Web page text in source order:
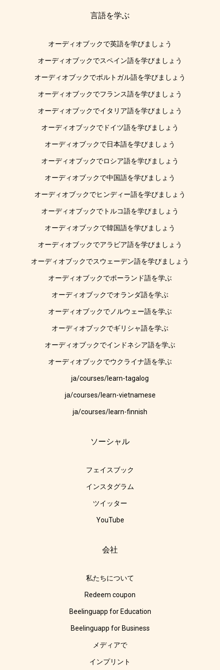
言語を学ぶ
オーディオブックで英語を学びましょう
オーディオブックでスペイン語を学びましょう
オーディオブックでポルトガル語を学びましょう
オーディオブックでフランス語を学びましょう
オーディオブックでイタリア語を学びましょう
オーディオブックでドイツ語を学びましょう
オーディオブックで日本語を学びましょう
オーディオブックでロシア語を学びましょう
オーディオブックで中国語を学びましょう
オーディオブックでヒンディー語を学びましょう
オーディオブックでトルコ語を学びましょう
オーディオブックで韓国語を学びましょう
オーディオブックでアラビア語を学びましょう
オーディオブックでスウェーデン語を学びましょう
オーディオブックでポーランド語を学ぶ
オーディオブックでオランダ語を学ぶ
オーディオブックでノルウェー語を学ぶ
オーディオブックでギリシャ語を学ぶ
オーディオブックでインドネシア語を学ぶ
オーディオブックでウクライナ語を学ぶ
ja/courses/learn-tagalog
ja/courses/learn-vietnamese
ja/courses/learn-finnish
ソーシャル
フェイスブック
インスタグラム
ツイッター
YouTube
会社
私たちについて
Redeem coupon
Beelinguapp for Education
Beelinguapp for Business
メディアで
インプリント